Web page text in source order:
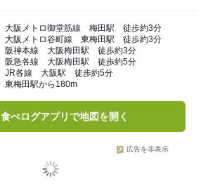
大阪メトロ御堂筋線 梅田駅 徒歩約3分
大阪メトロ谷町線 東梅田駅 徒歩約3分
阪神本線 大阪梅田駅 徒歩約3分
阪急各線 大阪梅田駅 徒歩約5分
JR各線 大阪駅 徒歩約5分
東梅田駅から180m
食べログアプリで地図を開く
広告を非表示